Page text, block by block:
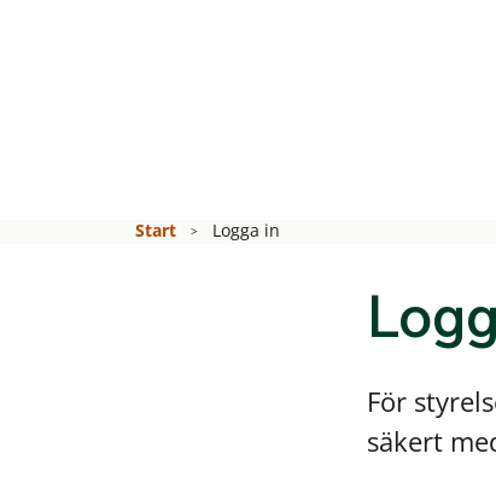
Start Logga in
För
säkert